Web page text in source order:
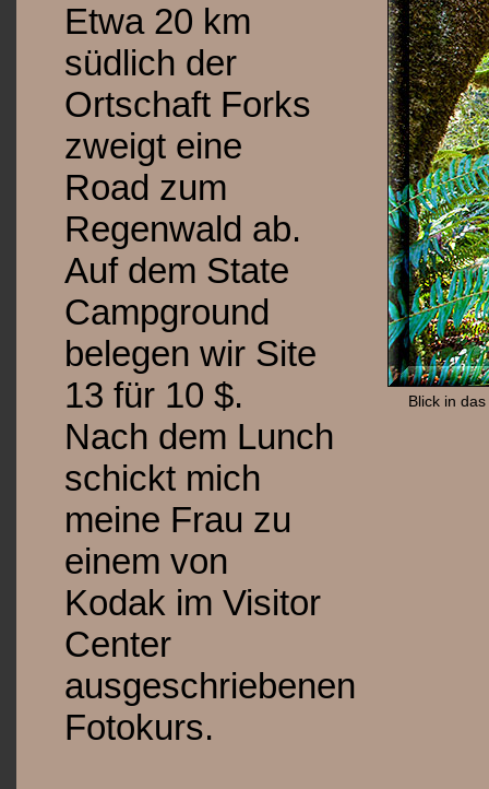
Blick in
Etwa 20 km
südlich der
Ortschaft Forks
zweigt eine
Road zum
Regenwald ab.
Auf dem State
Campground
belegen wir Site
13 für 10 $.
Nach dem Lunch
schickt mich
meine Frau zu
einem von
Kodak im Visitor
Center
ausgeschriebenen
Fotokurs.